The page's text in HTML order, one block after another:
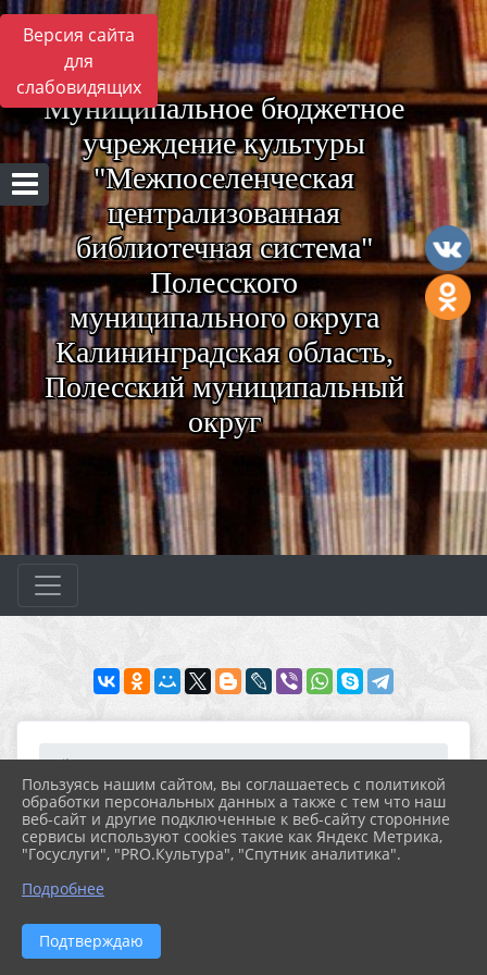
Версия сайта
для
слабовидящих
Муниципальное бюджетное
учреждение культуры
"Межпоселенческая
централизованная
библиотечная система"
Полесского
муниципального округа
Калининградская область,
Полесский муниципальный
округ
Главная МЕРОПРИЯТИЯ
Новости
Архив новостей за 2021...
Урок краеведения «Писа...
02.06.2021 23:26
УРОК КРАЕВЕДЕНИЯ «ПИСАТЕЛИ
Пользуясь нашим сайтом, вы соглашаетесь с политикой
обработки персональных данных а также с тем что наш
веб-сайт и другие подключенные к веб-сайту сторонние
сервисы используют cookies такие как Яндекс Метрика,
"Госуслуги", "PRO.Культура", "Спутник аналитика".
Подробнее
Подтверждаю